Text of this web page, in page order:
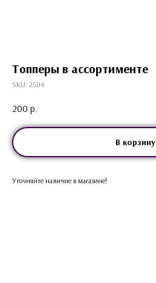
Топперы в ассортименте
SKU: 2504
200 р.
В корзину
Уточняйте наличие в магазине!